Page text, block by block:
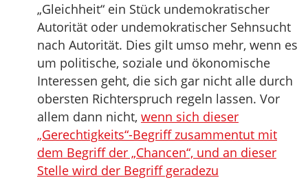
„Gleichheit“ ein Stück undemokratischer
Autorität oder undemokratischer Sehnsucht
nach Autorität. Dies gilt umso mehr, wenn es
um politische, soziale und ökonomische
Interessen geht, die sich gar nicht alle durch
obersten Richterspruch regeln lassen. Vor
allem dann nicht, wenn sich dieser
„Gerechtigkeits“-Begriff zusammentut mit
dem Begriff der „Chancen“, und an dieser
Stelle wird der Begriff geradezu